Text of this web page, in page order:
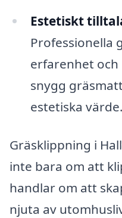
Estetiskt
Professionella
erfarenhet och
snygg
estetiska värde.
Gräsklippning i
inte bara om att
handlar om att
njuta av